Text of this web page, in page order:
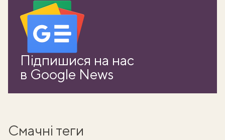
Підпишися на нас
в Google News
Смачні теги